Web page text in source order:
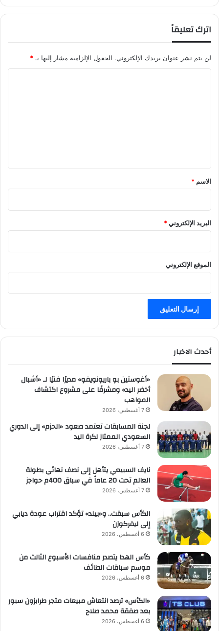
اترك تعليقاً
لن يتم نشر عنوان بريدك الإلكتروني. الحقول الإلزامية مشار إليها بـ *
*
الاسم *
البريد الإلكتروني*
الموقع الإلكتروني
أحدث الاخبار
«أغوستين بو باريونويفو» مديرًا فنيًا لـ «أشبال
أخضر اليد» ومشرفًا على مشروع اكتشاف
المواهب
7 أغسطس، 2026
لجنة المسابقات تعتمد صعود «الحزم» إلى الدوري
السعودي الممتاز لكرة اليد
7 أغسطس، 2026
نايف السبيعي يتأهل إلى نصف نهائي بطولة
العالم تحت 20 عاماً في سباق 400م حواجز
7 أغسطس، 2026
الكأس سبقت.. و«بيلد» تؤكد اقتراب عودة ديابي
إلى ليفركوزن
6 أغسطس، 2026
كأس الهدا يتصدر منافسات الأسبوع الثالث من
موسم سباقات الطائف
6 أغسطس، 2026
«الكأس» ترصد انتعاش مبيعات متجر طرابزون سبور
بعد صفقة محمد صلاح
6 أغسطس، 2026